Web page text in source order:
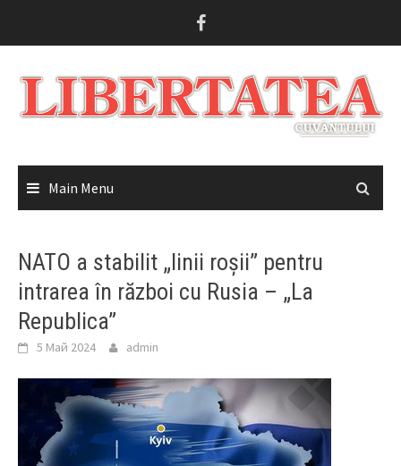
Main Menu
NATO a stabilit „linii roșii” pentru
intrarea în război cu Rusia – „La
Republica”
5 Май 2024 admin